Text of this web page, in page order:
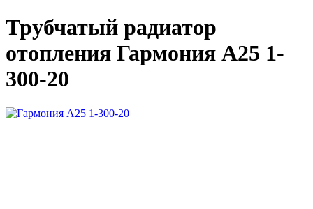
Трубчатый радиатор
отопления Гармония А25 1-
300-20